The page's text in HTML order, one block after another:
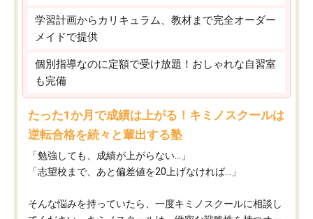
学習計画からカリキュラム、教材まで完全オーダー
メイドで提供
個別指導なのに定額で受け放題！おしゃれな自習室
も完備
たった1か月で成績は上がる！キミノスクールは
逆転合格を続々と輩出する塾
「勉強しても、成績が上がらない…」
「志望校まで、あと偏差値を20上げなければ…」
そんな悩みを持っていたら、一度キミノスクールに相談し